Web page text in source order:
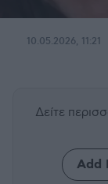
10.05.2026, 11:21
Δείτε
Add